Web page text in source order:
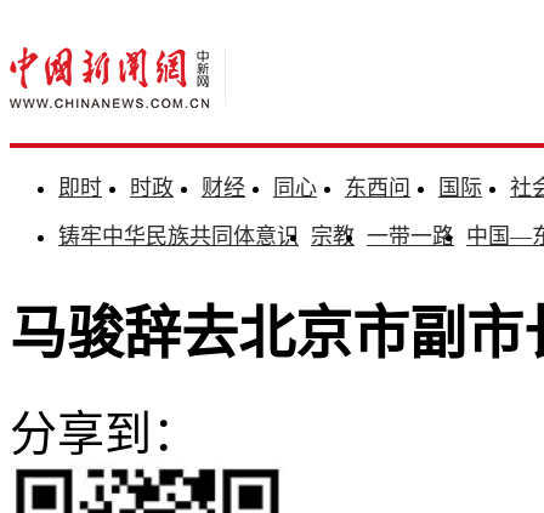
即时 时政 财经 同心 东西问 国际
社
铸牢中华民族共同体意识 宗教 一带一路 中国—
马骏辞去北京市副
分享到：